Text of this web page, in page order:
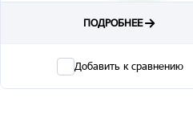
ПОДРОБНЕЕ
Добавить к сравнению